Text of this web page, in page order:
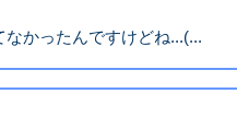
かったんですけどね...(...